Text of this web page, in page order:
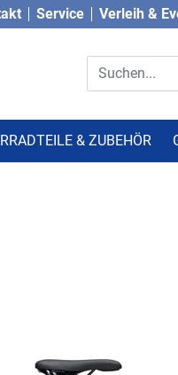
Service Verleih &
& ZUBEHÖR